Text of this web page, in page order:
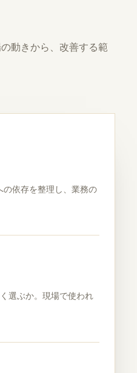
動きから、改善する範
の依存を整理し、業務の
選ぶか。現場で使われ